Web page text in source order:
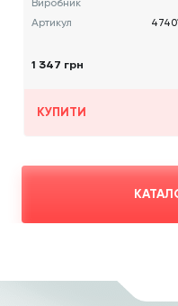
Виробник
Артикул
1 347 грн
КУПИТИ